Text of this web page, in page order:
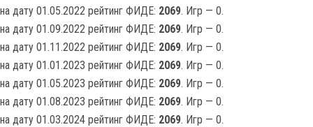
на дату 01.05.2022 рейтинг ФИДЕ: 2069. Игр — 0.
на дату 01.09.2022 рейтинг ФИДЕ: 2069. Игр — 0.
на дату 01.11.2022 рейтинг ФИДЕ: 2069. Игр — 0.
на дату 01.01.2023 рейтинг ФИДЕ: 2069. Игр — 0.
на дату 01.05.2023 рейтинг ФИДЕ: 2069. Игр — 0.
на дату 01.08.2023 рейтинг ФИДЕ: 2069. Игр — 0.
на дату 01.03.2024 рейтинг ФИДЕ: 2069. Игр — 0.